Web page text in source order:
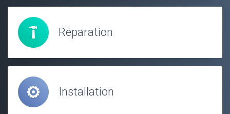
Réparation
Installation